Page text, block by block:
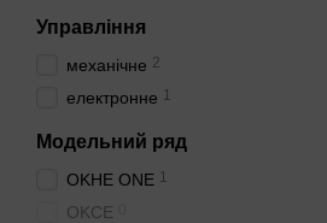
Управління
механічне 2
електронне 1
Модельний ряд
OKHE ONE 1
OKCE